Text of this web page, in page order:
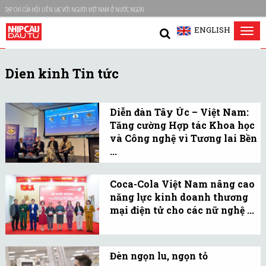
TẠP CHÍ CỦA HỘI LIÊN LẠC VỚI NGƯỜI VIỆT NAM Ở NƯỚC NGOÀI
ENGLISH
Dien kinh Tin tức
Diễn đàn Tây Úc – Việt Nam:
Tăng cường Hợp tác Khoa học
và Công nghệ vì Tương lai Bền
...
Diễn đàn Tây Úc – Việt
Nam thúc đẩy hợp tác
Khoa học – Công nghệ,
Kinh tế xanh và Chuyển
đổi số vì Tương lai Bền
vững diễn ra tại Perth.
Coca-Cola Việt Nam nâng cao
năng lực kinh doanh thương
mại điện tử cho các nữ nghệ ...
điện tử (TMĐT) sản phẩm
Đèn ngọn lu, ngọn tỏ